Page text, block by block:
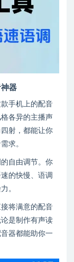
器
手机上的配音
各异的主播声
射，都能让你
求。
自由调节。你
的快慢、语调
。
将满意的配音
是制作有声读
器都能助你一